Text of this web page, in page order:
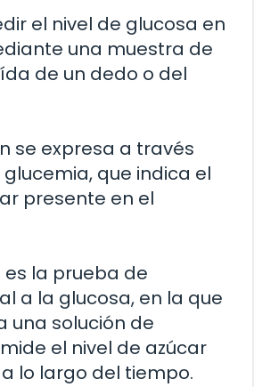
el nivel de glucosa en
una muestra de
de un dedo o del
se expresa a través
que indica el
presente en el
la prueba de
a la glucosa, en la que
una solución de
el nivel de azúcar
lo largo del tiempo.